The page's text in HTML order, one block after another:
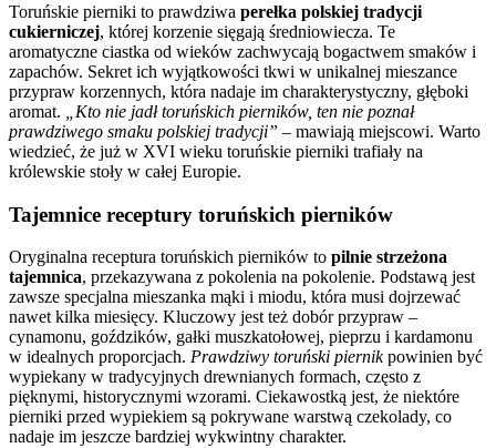
Toruńskie pierniki to prawdziwa perełka polskiej tradycji
cukierniczej, której korzenie sięgają średniowiecza. Te
aromatyczne ciastka od wieków zachwycają bogactwem smaków i
zapachów. Sekret ich wyjątkowości tkwi w unikalnej mieszance
przypraw korzennych, która nadaje im charakterystyczny, głęboki
aromat.
„Kto nie jadł toruńskich pierników, ten nie poznał
prawdziwego smaku polskiej tradycji” – mawiają miejscowi. Warto
wiedzieć, że już w XVI wieku toruńskie pierniki trafiały na
królewskie stoły w całej Europie.
Tajemnice receptury toruńskich pierników
Oryginalna receptura toruńskich pierników to pilnie strzeżona
tajemnica, przekazywana z pokolenia na pokolenie. Podstawą jest
zawsze specjalna mieszanka mąki i miodu, która musi dojrzewać
nawet kilka miesięcy. Kluczowy jest też dobór przypraw –
cynamonu, goździków, gałki muszkatołowej, pieprzu i kardamonu
w idealnych proporcjach. Prawdziwy toruński piernikpowinien być
wypiekany w tradycyjnych drewnianych formach, często z
pięknymi, historycznymi wzorami. Ciekawostką jest, że niektóre
pierniki przed wypiekiem są pokrywane warstwą czekolady, co
nadaje im jeszcze bardziej wykwintny charakter.